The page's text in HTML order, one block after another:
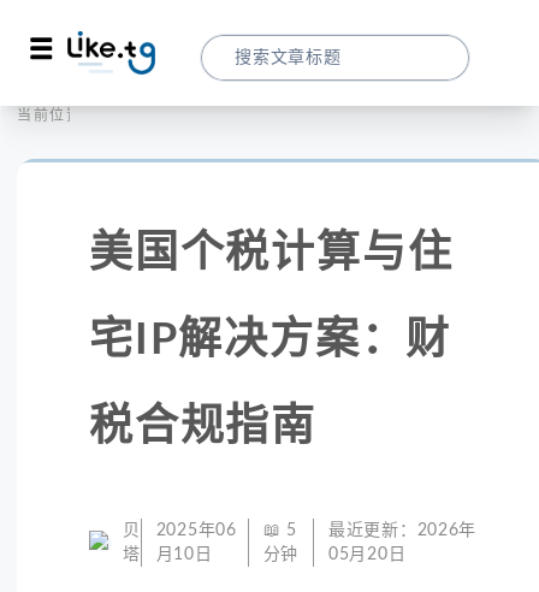
当前位置：
美国个税计算与住
宅IP解决方案：财
税合规指南
贝
塔
2025年06
月10日
📖 5
分钟
最近更新： 2026年
05月20日